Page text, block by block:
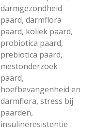
darmgezondheid
paard, darmflora
paard, koliek paard,
probiotica paard,
prebiotica paard,
mestonderzoek
paard,
hoefbevangenheid en
darmflora, stress bij
paarden,
insulineresistentie